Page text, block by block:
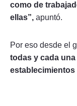
como de
ellas”, apuntó.
Por eso desde el
todas y cada